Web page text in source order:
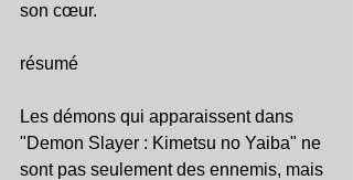
son cœur.
résumé
Les démons qui apparaissent dans
"Demon Slayer : Kimetsu no Yaiba" ne
sont pas seulement des ennemis, mais